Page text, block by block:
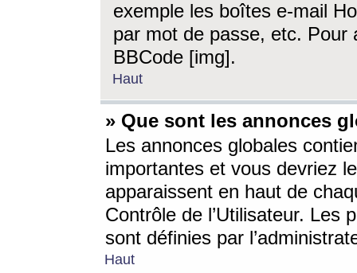
exemple les boîtes e-mail
par mot de passe, etc. Pour
BBCode [img].
Haut
» Que sont les annonces
Les annonces globales
importantes et vous devriez
apparaissent en haut de
Contrôle de l’Utilisateur. Les
sont définies par
Haut